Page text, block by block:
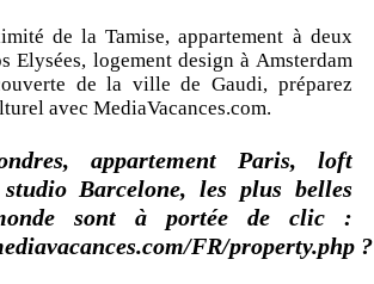
de la Tamise, appartement à deux
Elysées, logement design à Amsterdam
de la ville de Gaudi, préparez
avec MediaVacances.com.
appartement Paris, loft
studio Barcelone, les plus belles
sont à portée de clic :
FR/property.php ?